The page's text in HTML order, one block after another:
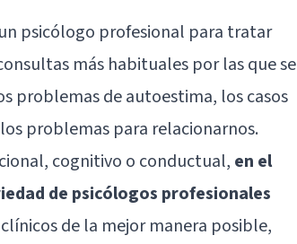
psicólogo profesional para tratar
más habituales por las que se
problemas de autoestima, los casos
problemas para relacionarnos.
cognitivo o conductual, en el
de psicólogos profesionales
de la mejor manera posible,